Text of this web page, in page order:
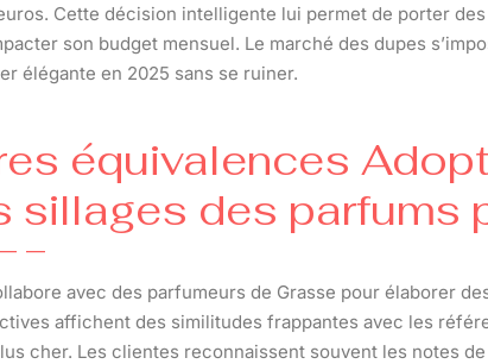
Cette décision intelligente lui permet de porter
son budget mensuel. Le marché des dupes
élégante en 2025 sans se ruiner.
équivalences
sillages des parfums
avec des parfumeurs de Grasse pour élaborer
affichent des similitudes frappantes avec les
cher. Les clientes reconnaissent souvent les notes